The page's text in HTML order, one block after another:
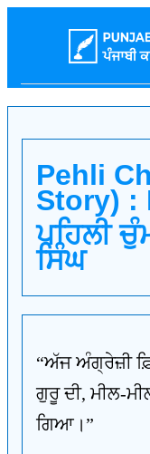
Pehli
Story) :
ਪਹਿਲੀ
ਸਿੰਘ
“ਅੱਜ ਅੰਗ੍ਰੇਜ਼ੀ
ਗੁਰੂ ਦੀ, ਮੀਲ-
ਗਿਆ।”